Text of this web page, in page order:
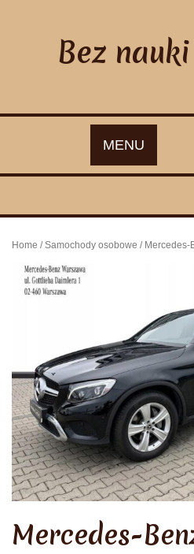
Bez nauki
MENU
Home /Samochody osobowe / Mercedes-
Mercedes-